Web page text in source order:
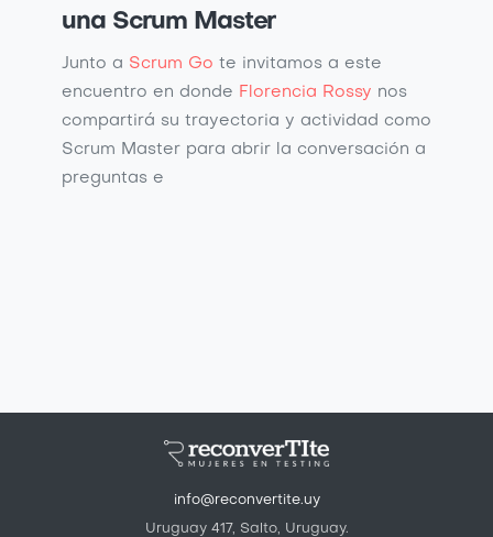
una Scrum Master
Junto a Scrum Go te invitamos a este
encuentro en donde Florencia Rossy nos
compartirá su trayectoria y actividad como
Scrum Master para abrir la conversación a
preguntas e
info@reconvertite.uy
Uruguay 417, Salto, Uruguay.